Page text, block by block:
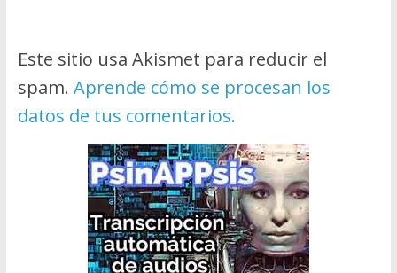
Este sitio usa Akismet para reducir el
spam. Aprende cómo se procesan los
datos de tus comentarios.